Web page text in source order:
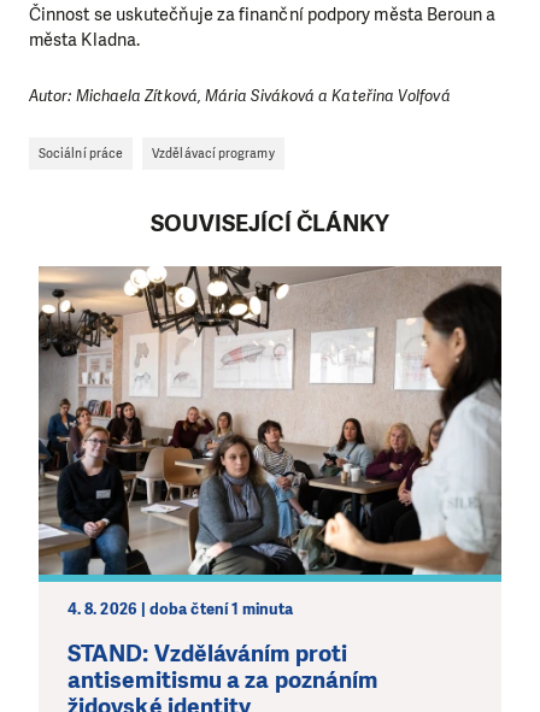
Činnost se uskutečňuje za finanční podpory města Beroun a
města Kladna.
Autor: Michaela Zítková, Mária Siváková a Kateřina Volfová
Sociální práce Vzdělávací programy
SOUVISEJÍCÍ ČLÁNKY
4. 8. 2026 | doba čtení 1 minuta
STAND: Vzděláváním proti
antisemitismu a za poznáním